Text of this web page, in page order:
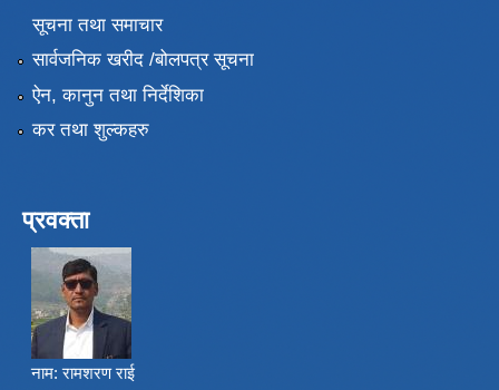
सूचना तथा समाचार
सार्वजनिक खरीद /बोलपत्र सूचना
ऐन, कानुन तथा निर्देशिका
कर तथा शुल्कहरु
प्रवक्ता
नाम: रामशरण राई